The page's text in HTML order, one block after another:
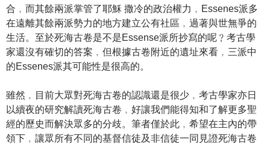
合﹐而其餘兩派掌管了耶穌 撒冷的政治權力﹐Essenes派多
在遠離其餘兩派勢力的地方建立公有社區﹐過著與世無爭的
生活。至於死海古卷是不是Essense派所抄寫的呢﹖考古學
家還沒有確切的答案﹐但根據古卷附近的遺址來看﹐三派中
的Essenes派其可能性是很高的。
雖然﹐目前大眾對死海古卷的認識還是很少﹐考古學家亦日
以續夜的研究解讀死海古卷﹐好讓我們能得知和了解更多聖
經的歷史而解決眾多的分歧。筆者僅於此﹐希望在主內的帶
領下﹐讓眾所有不同的基督信徒及非信徒一同見證死海古卷